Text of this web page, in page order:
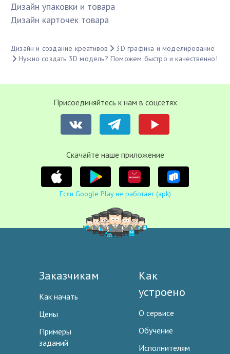
Дизайн упаковки и товара
Дизайн карточек товара
Дизайн и создание креативов
3D графика и моделирование
Нужно создать 3D модель? Поможем быстро и качественно!
Присоединяйтесь к нам в соцсетях
Cкачайте наше приложение
Если Google Play не работает (apk)
Заказчикам
Как начать
Цены
Примеры
заданий
Как
устроено
О сервисе
Обучение
Исполнителям